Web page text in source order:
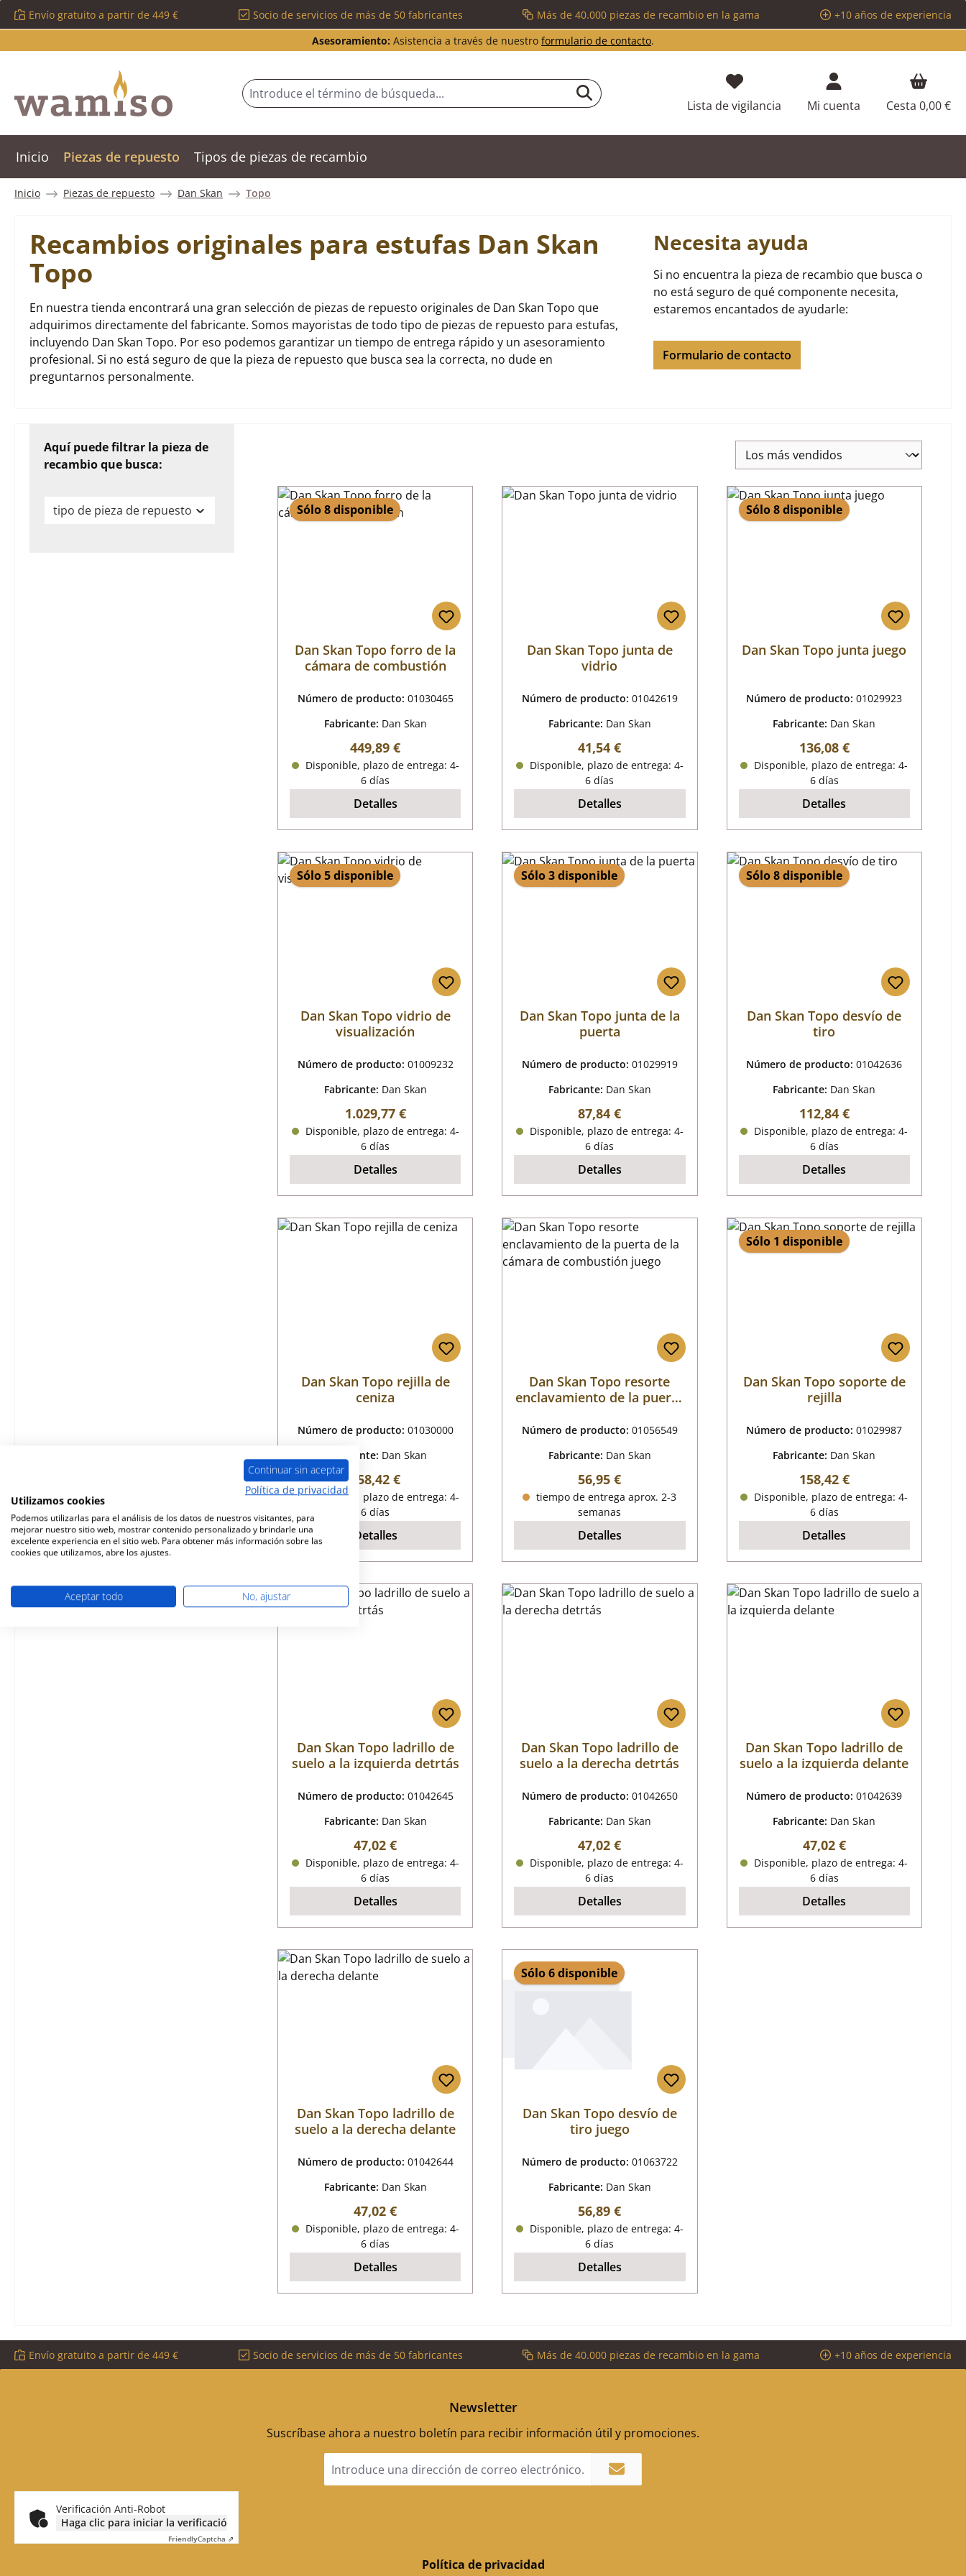
al contenido principal
Saltar a la búsqueda
Saltar a la navegación principal
Envío gratuito a partir de 449 € Socio de servicios de más de 50 fabricantes Más de 40.000 piezas de recambio en la gama
+10 años de experiencia
Asesoramiento: Asistencia a través de nuestro formulario de contacto.
Lista de vigilancia Tienes 0 artículos en tu lista de
Mi cuenta Cesta 0,00 €
Inicio Piezas de repuesto Tipos de piezas de recambio
Inicio Piezas de repuesto Dan Skan Topo
Recambios originales para estufas Dan Skan
Topo
En nuestra tienda encontrará una gran selección de piezas de repuesto originales de Dan Skan Topo que
adquirimos directamente del fabricante. Somos mayoristas de todo tipo de piezas de repuesto para estufas,
incluyendo Dan Skan Topo. Por eso podemos garantizar un tiempo de entrega rápido y un asesoramiento
profesional. Si no está seguro de que la pieza de repuesto que busca sea la correcta, no dude en
preguntarnos personalmente.
Necesita ayuda
Si no encuentra la pieza de recambio que busca o
no está seguro de qué componente necesita,
estaremos encantados de ayudarle:
Formulario de contacto
Aquí puede filtrar la pieza de
recambio que busca:
tipo de pieza de repuesto Sólo 8 disponible
Dan Skan Topo forro de la
cámara de combustión
Número de producto: 01030465
Fabricante: Dan Skan
Precio normal:
449,89 €
Disponible, plazo de entrega: 4-
6 días
Detalles
Dan Skan Topo junta de
vidrio
Número de producto: 01042619
Fabricante: Dan Skan
Precio normal:
41,54 €
Disponible, plazo de entrega: 4-
6 días
Detalles
Sólo 8 disponible
Dan Skan Topo junta juego
Número de producto:01029923
Fabricante: Dan Skan
Precio normal:
136,08 €
Disponible, plazo de entrega: 4-
6 días
Detalles
Sólo 5 disponible
Dan Skan Topo vidrio de
visualización
Número de producto: 01009232
Fabricante: Dan Skan
Precio normal:
1.029,77 €
Disponible, plazo de entrega: 4-
6 días
Detalles
Sólo 3 disponible
Dan Skan Topo junta de la
puerta
Número de producto: 01029919
Fabricante: Dan Skan
Precio normal:
87,84 €
Disponible, plazo de entrega: 4-
6 días
Detalles
Sólo 8 disponible
Dan Skan Topo desvío de
tiro
Número de producto:01042636
Fabricante: Dan Skan
Precio normal:
112,84 €
Disponible, plazo de entrega: 4-
6 días
Detalles
Dan Skan Topo rejilla de
ceniza
Número de producto: 01030000
Fabricante: Dan Skan
Precio normal:
158,42 €
Disponible, plazo de entrega: 4-
6 días
Detalles
Dan Skan Topo resorte
enclavamiento de la puerta
combustión juego
Número de producto: 01056549
Fabricante: Dan Skan
Precio normal:
56,95 €
tiempo de entrega aprox. 2-3
semanas
Detalles
Sólo 1 disponible
Dan Skan Topo soporte de
rejilla
Número de producto:01029987
Fabricante: Dan Skan
Precio normal:
158,42 €
Disponible, plazo de entrega: 4-
6 días
Detalles
Dan Skan Topo ladrillo de
suelo a la izquierda detrtás
Número de producto: 01042645
Fabricante: Dan Skan
Precio normal:
47,02 €
Disponible, plazo de entrega: 4-
6 días
Detalles
Dan Skan Topo ladrillo de
suelo a la derecha detrtás
Número de producto: 01042650
Fabricante: Dan Skan
Precio normal:
47,02 €
Disponible, plazo de entrega: 4-
6 días
Detalles
Dan Skan Topo ladrillo de
suelo a la izquierda delante
Número de producto:01042639
Fabricante: Dan Skan
Precio normal:
47,02 €
Disponible, plazo de entrega: 4-
6 días
Detalles
Dan Skan Topo ladrillo de
suelo a la derecha delante
Número de producto: 01042644
Fabricante: Dan Skan
Precio normal:
47,02 €
Disponible, plazo de entrega: 4-
6 días
Detalles
Sólo 6 disponible
Dan Skan Topo desvío de
tiro juego
Número de producto: 01063722
Fabricante: Dan Skan
Precio normal:
56,89 €
Disponible, plazo de entrega: 4-
6 días
Detalles
Envío gratuito a partir de 449 € Socio de servicios de más de 50 fabricantes Más de 40.000 piezas de recambio en la gama +10 años de experiencia
Newsletter
Suscríbase ahora a nuestro boletín para recibir información útil y promociones.
de
Verificación Anti-Robot
Haga clic para iniciar la verificación
FriendlyCaptcha ⇗
Política de privacidad
Continuar sin aceptar
Política de privacidad
Utilizamos cookies
Podemos utilizarlas para el análisis de los datos de nuestros visitantes, para
mejorar nuestro sitio web, mostrar contenido personalizado y brindarle una
excelente experiencia en el sitio web. Para obtener más información sobre las
cookies que utilizamos, abre los ajustes.
Aceptar todo No, ajustar